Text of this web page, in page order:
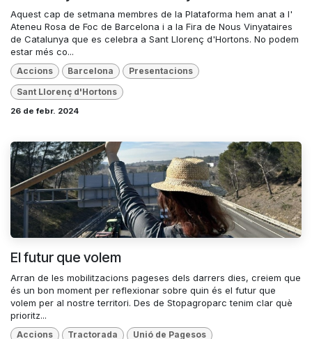
Aquest cap de setmana membres de la Plataforma hem anat a l'
Ateneu Rosa de Foc de Barcelona i a la Fira de Nous Vinyataires
de Catalunya que es celebra a Sant Llorenç d'Hortons. No podem
estar més co...
Accions Barcelona Presentacions
Sant Llorenç d'Hortons
26 de febr. 2024
El futur que volem
Arran de les mobilitzacions pageses dels darrers dies, creiem que
és un bon moment per reflexionar sobre quin és el futur que
volem per al nostre territori. Des de Stopagroparc tenim clar què
prioritz...
Accions Tractorada Unió de Pagesos